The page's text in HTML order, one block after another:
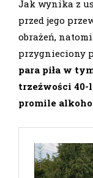
Jak wynika z
przed jego
obrażeń,
przygnieciony
para piła w
trzeźwości 40-
promile